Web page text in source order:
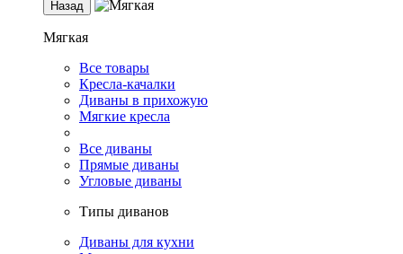
Назад
Мягкая
Все товары
Кресла-качалки
Диваны в прихожую
Мягкие кресла
Все диваны
Прямые диваны
Угловые диваны
Типы диванов
Диваны для кухни